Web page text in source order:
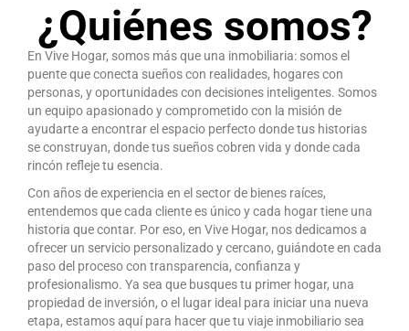
¿Quiénes somos?
En Vive Hogar, somos más que una inmobiliaria: somos el
puente que conecta sueños con realidades, hogares con
personas, y oportunidades con decisiones inteligentes. Somos
un equipo apasionado y comprometido con la misión de
ayudarte a encontrar el espacio perfecto donde tus historias
se construyan, donde tus sueños cobren vida y donde cada
rincón refleje tu esencia.
Con años de experiencia en el sector de bienes raíces,
entendemos que cada cliente es único y cada hogar tiene una
historia que contar. Por eso, en Vive Hogar, nos dedicamos a
ofrecer un servicio personalizado y cercano, guiándote en cada
paso del proceso con transparencia, confianza y
profesionalismo. Ya sea que busques tu primer hogar, una
propiedad de inversión, o el lugar ideal para iniciar una nueva
etapa, estamos aquí para hacer que tu viaje inmobiliario sea